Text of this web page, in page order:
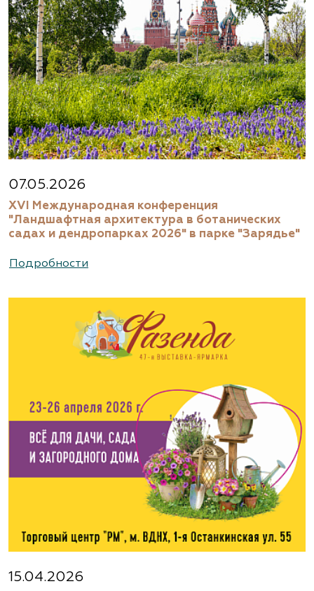
07.05.2026
XVI Международная конференция
"Ландшафтная архитектура в ботанических
садах и дендропарках 2026" в парке "Зарядье"
Подробности
15.04.2026